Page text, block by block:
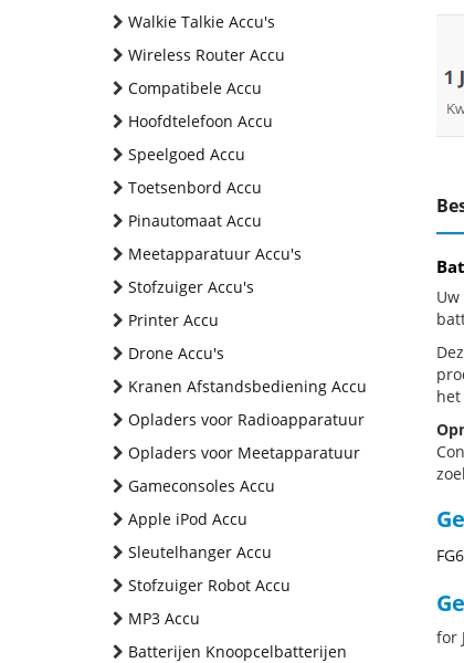
Walkie Talkie Accu's
Wireless Router Accu
Compatibele Accu
Hoofdtelefoon Accu
Speelgoed Accu
Toetsenbord Accu
Pinautomaat Accu
Meetapparatuur Accu's
Stofzuiger Accu's
Printer Accu
Drone Accu's
Kranen Afstandsbediening Accu
Opladers voor Radioapparatuur
Opladers voor Meetapparatuur
Gameconsoles Accu
Apple iPod Accu
Sleutelhanger Accu
Stofzuiger Robot Accu
MP3 Accu
Batterijen Knoopcelbatterijen
for